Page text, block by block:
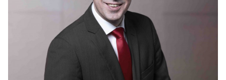
IM LANDTAG
IN DER LANDESREGIERUNG
IM BUNDESTAG
IM EUROPÄISCHEN PARLAMENT
NEWSLETTER ABONNIEREN